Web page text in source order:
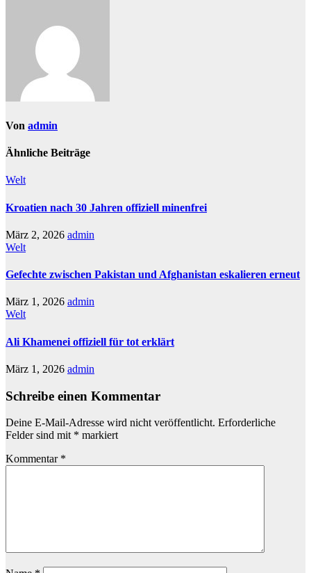
Von admin
Ähnliche Beiträge
Welt
Kroatien nach 30 Jahren offiziell minenfrei
März 2, 2026 admin
Welt
Gefechte zwischen Pakistan und Afghanistan eskalieren erneut
März 1, 2026 admin
Welt
Ali Khamenei offiziell für tot erklärt
März 1, 2026 admin
Schreibe einen Kommentar
Deine E-Mail-Adresse wird nicht veröffentlicht. Erforderliche
Felder sind mit * markiert
Kommentar *